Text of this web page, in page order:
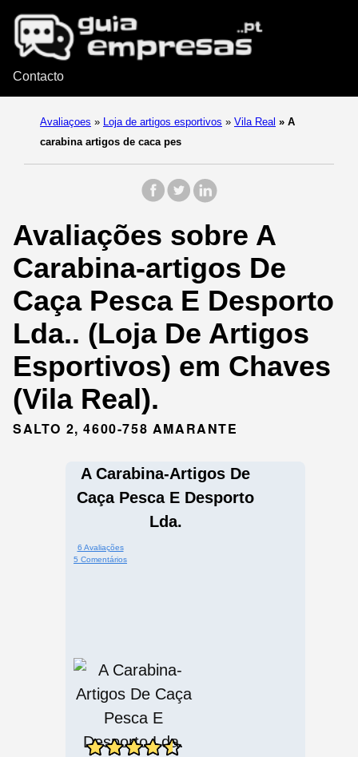
Contacto
Avaliaçoes » Loja de artigos esportivos » Vila Real » A
carabina artigos de caca pes
Avaliações sobre A
Carabina-artigos De
Caça Pesca E Desporto
Lda.. (Loja De Artigos
Esportivos) em Chaves
(Vila Real).
SALTO 2, 4600-758 AMARANTE
A Carabina-Artigos De
Caça Pesca E Desporto
Lda.
6 Avaliações
5 Comentários